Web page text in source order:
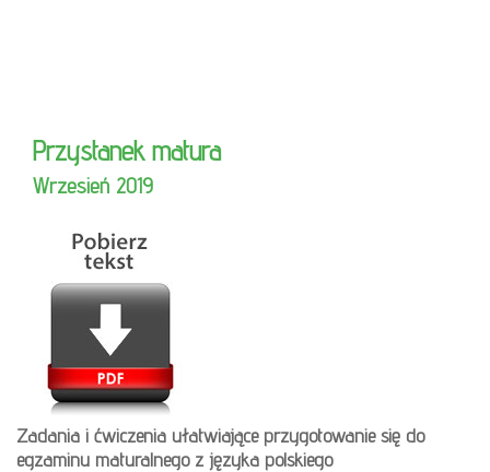
Przystanek matura
Wrzesień 2019
Zadania i ćwiczenia ułatwiające przygotowanie się do
egzaminu maturalnego z języka polskiego